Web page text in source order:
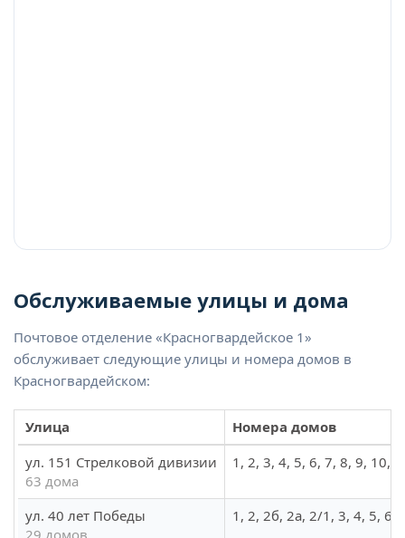
Обслуживаемые улицы и дома
Почтовое отделение «Красногвардейское 1»
обслуживает следующие улицы и номера домов в
Красногвардейском:
Улица
Номера домов
ул. 151 Стрелковой дивизии
63 дома
1, 2, 3, 4, 5, 6, 7, 8, 9, 10,
ул. 40 лет Победы
1, 2, 2б, 2а, 2/1, 3, 4, 5, 6,